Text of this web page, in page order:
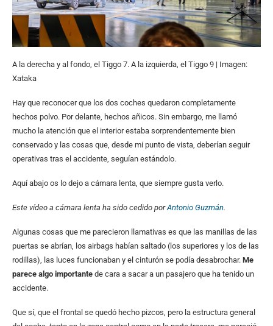
A la derecha y al fondo, el Tiggo 7. A la izquierda, el Tiggo 9 | Imagen:
Xataka
Hay que reconocer que los dos coches quedaron completamente
hechos polvo. Por delante, hechos añicos. Sin embargo, me llamó
mucho la atención que el interior estaba sorprendentemente bien
conservado y las cosas que, desde mi punto de vista, deberían seguir
operativas tras el accidente, seguían estándolo.
Aquí abajo os lo dejo a cámara lenta, que siempre gusta verlo.
Este vídeo a cámara lenta ha sido cedido porAntonio Guzmán.
Algunas cosas que me parecieron llamativas es que las manillas de las
puertas se abrían, los airbags habían saltado (los superiores y los de las
rodillas), las luces funcionaban y el cinturón se podía desabrochar. Me
parece algo importante de cara a sacar a un pasajero que ha tenido un
accidente.
Que sí, que el frontal se quedó hecho pizcos, pero la estructura general